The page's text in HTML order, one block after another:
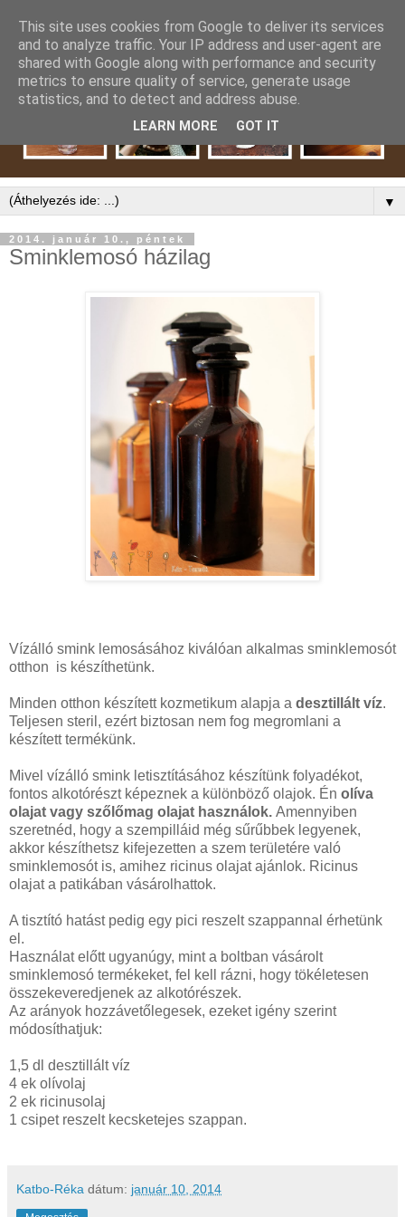
▼
2014. január 10., péntek
Sminklemosó házilag
Vízálló smink lemosásához kiválóan alkalmas sminklemosót
otthon is készíthetünk.
Minden otthon készített kozmetikum alapja a desztillált víz.
Teljesen steril, ezért biztosan nem fog megromlani a
készített termékünk.
Mivel vízálló smink letisztításához készítünk folyadékot,
fontos alkotórészt képeznek a különböző olajok. Én olíva
olajat vagy szőlőmag olajat használok. Amennyiben
szeretnéd, hogy a szempilláid még sűrűbbek legyenek,
akkor készíthetsz kifejezetten a szem területére való
sminklemosót is, amihez ricinus olajat ajánlok. Ricinus
olajat a patikában vásárolhattok.
A tisztító hatást pedig egy pici reszelt szappannal érhetünk
el.
Használat előtt ugyanúgy, mint a boltban vásárolt
sminklemosó termékeket, fel kell rázni, hogy tökéletesen
összekeveredjenek az alkotórészek.
Az arányok hozzávetőlegesek, ezeket igény szerint
módosíthatjuk:
1,5 dl desztillált víz
4 ek olívolaj
2 ek ricinusolaj
1 csipet reszelt kecsketejes szappan.
Katbo-Réka dátum: január 10, 2014
This site uses cookies from Google to deliver its services
and to analyze traffic. Your IP address and user-agent are
shared with Google along with performance and security
metrics to ensure quality of service, generate usage
statistics, and to detect and address abuse.
LEARN MORE GOT IT